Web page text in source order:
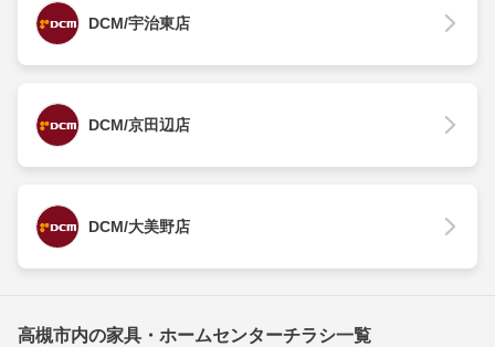
DCM/宇治東店
DCM/京田辺店
DCM/大美野店
高槻市内の家具・ホームセンターチラシ一覧